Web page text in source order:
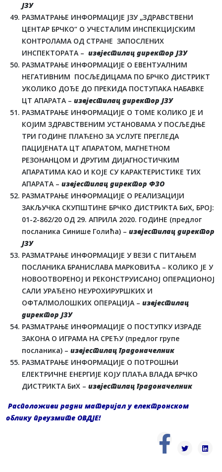
ЈЗУ
РАЗМАТРАЊЕ ИНФОРМАЦИЈЕ ЈЗУ „ЗДРАВСТВЕНИ
ЦЕНТАР БРЧКО“ О УЧЕСТАЛИМ ИНСПЕКЦИЈСКИМ
КОНТРОЛАМА ОД СТРАНЕ ЗАПОСЛЕНИХ
ИНСПЕКТОРАТА – извјестилац директор ЈЗУ
РАЗМАТРАЊЕ ИНФОРМАЦИЈЕ О ЕВЕНТУАЛНИМ
НЕГАТИВНИМ ПОСЉЕДИЦАМА ПО БРЧКО ДИСТРИКТ
УКОЛИКО ДОЂЕ ДО ПРЕКИДА ПОСТУПАКА НАБАВКЕ
ЦТ АПАРАТА – извјестилац директор ЈЗУ
РАЗМАТРАЊЕ ИНФОРМАЦИЈЕ О ТОМЕ КОЛИКО ЈЕ И
КОЈИМ ЗДРАВСТВЕНИМ УСТАНОВАМА У ПОСЉЕДЊЕ
ТРИ ГОДИНЕ ПЛАЋЕНО ЗА УСЛУГЕ ПРЕГЛЕДА
ПАЦИЈЕНАТА ЦТ АПАРАТОМ, МАГНЕТНОМ
РЕЗОНАНЦОМ И ДРУГИМ ДИЈАГНОСТИЧКИМ
АПАРАТИМА КАО И КОЈЕ СУ КАРАКТЕРИСТИКЕ ТИХ
АПАРАТА – извјестилац директор ФЗО
РАЗМАТРАЊЕ ИНФОРМАЦИЈЕ О РЕАЛИЗАЦИЈИ
ЗАКЉУЧКА СКУПШТИНЕ БРЧКО ДИСТРИКТА БиХ, БРОЈ:
01-2-862/20 ОД 29. АПРИЛА 2020. ГОДИНЕ (предлог
посланика Синише Голића) – извјестилац директор
ЈЗУ
РАЗМАТРАЊЕ ИНФОРМАЦИЈЕ У ВЕЗИ С ПИТАЊЕМ
ПОСЛАНИКА БРАНИСЛАВА МАРКОВИЋА – КОЛИКО ЈЕ У
НОВООТВОРЕНОЈ И РЕКОНСТРУИСАНОЈ ОПЕРАЦИОНОЈ
САЛИ УРАЂЕНО НЕУРОХИРУРШКИХ И
ОФТАЛМОЛОШКИХ ОПЕРАЦИЈА – извјестилац
директор ЈЗУ
РАЗМАТРАЊЕ ИНФОРМАЦИЈЕ О ПОСТУПКУ ИЗРАДЕ
ЗАКОНА О ИГРАМА НА СРЕЋУ (предлог групе
посланика) – извјестилац градоначелник
РАЗМАТРАЊЕ ИНФОРМАЦИЈЕ О ПОТРОШЊИ
ЕЛЕКТРИЧНЕ ЕНЕРГИЈЕ КОЈУ ПЛАЋА ВЛАДА БРЧКО
ДИСТРИКТА БиХ – извјестилац градоначелник
Расположиви радни материјал у електронском
облику преузмите OВДЈЕ!